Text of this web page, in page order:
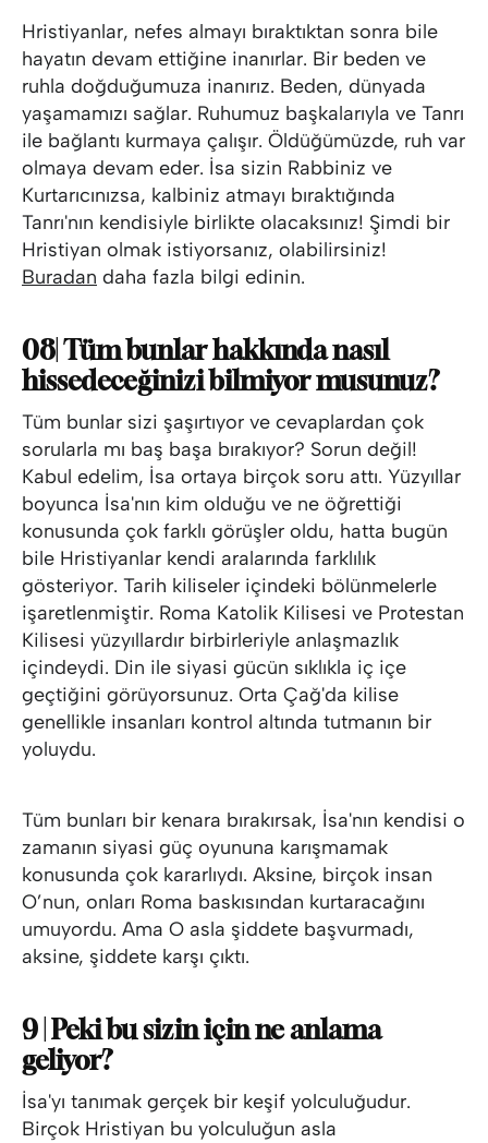
Hristiyanlar, nefes almayı bıraktıktan sonra bile
hayatın devam ettiğine inanırlar. Bir beden ve
ruhla doğduğumuza inanırız. Beden, dünyada
yaşamamızı sağlar. Ruhumuz başkalarıyla ve Tanrı
ile bağlantı kurmaya çalışır. Öldüğümüzde, ruh var
olmaya devam eder. İsa sizin Rabbiniz ve
Kurtarıcınızsa, kalbiniz atmayı bıraktığında
Tanrı'nın kendisiyle birlikte olacaksınız! Şimdi bir
Hristiyan olmak istiyorsanız, olabilirsiniz!
Buradan daha fazla bilgi edinin.
08| Tüm bunlar hakkında nasıl
hissedeceğinizi bilmiyor musunuz?
Tüm bunlar sizi şaşırtıyor ve cevaplardan çok
sorularla mı baş başa bırakıyor? Sorun değil!
Kabul edelim, İsa ortaya birçok soru attı. Yüzyıllar
boyunca İsa'nın kim olduğu ve ne öğrettiği
konusunda çok farklı görüşler oldu, hatta bugün
bile Hristiyanlar kendi aralarında farklılık
gösteriyor. Tarih kiliseler içindeki bölünmelerle
işaretlenmiştir. Roma Katolik Kilisesi ve Protestan
Kilisesi yüzyıllardır birbirleriyle anlaşmazlık
içindeydi. Din ile siyasi gücün sıklıkla iç içe
geçtiğini görüyorsunuz. Orta Çağ'da kilise
genellikle insanları kontrol altında tutmanın bir
yoluydu.
Tüm bunları bir kenara bırakırsak, İsa'nın kendisi o
zamanın siyasi güç oyununa karışmamak
konusunda çok kararlıydı. Aksine, birçok insan
O’nun, onları Roma baskısından kurtaracağını
umuyordu. Ama O asla şiddete başvurmadı,
aksine, şiddete karşı çıktı.
9 | Peki bu sizin için ne anlama
geliyor?
İsa'yı tanımak gerçek bir keşif yolculuğudur.
Birçok Hristiyan bu yolculuğun asla